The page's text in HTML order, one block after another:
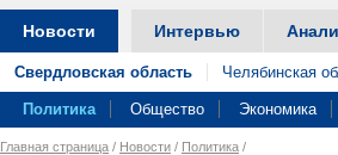
Новости Интервью
Свердловская область Челябинская
Политика Общество Экономика
Главная страница / Новости / Политика /